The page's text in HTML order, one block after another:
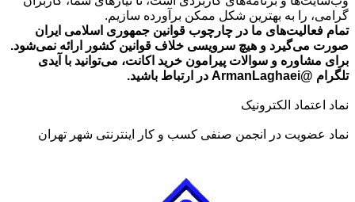
گرامی، را به بهترین شکل ممکن برآورده سازیم.
تمام فعالیت‌های ما در چارچوب قوانین جمهوری اسلامی ایران
صورت می‌گیرد و هیچ سرویسی خلاف قوانین کشور ارائه نمی‌شود.
برای مشاوره و سوالات پیرامون خرید اکانت، می‌توانید با آیدی
تلگرام @ArmanLaghaei در ارتباط باشید.
نماد اعتماد الکترونیک
نماد عضویت در انجمن صنفی کسب و کار اینترنتی شهر تهران